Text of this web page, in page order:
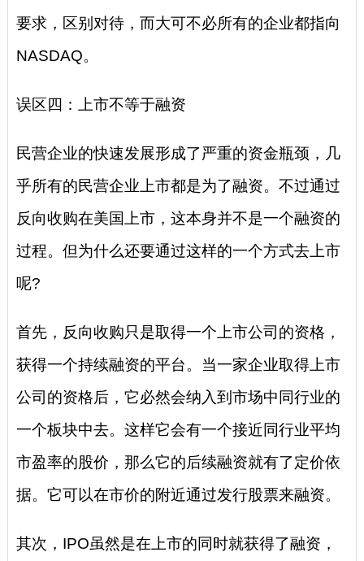
要求，区别对待，而大可不必所有的企业都指向
NASDAQ。
误区四：上市不等于融资
民营企业的快速发展形成了严重的资金瓶颈，几
乎所有的民营企业上市都是为了融资。不过通过
反向收购在美国上市，这本身并不是一个融资的
过程。但为什么还要通过这样的一个方式去上市
呢?
首先，反向收购只是取得一个上市公司的资格，
获得一个持续融资的平台。当一家企业取得上市
公司的资格后，它必然会纳入到市场中同行业的
一个板块中去。这样它会有一个接近同行业平均
市盈率的股价，那么它的后续融资就有了定价依
据。它可以在市价的附近通过发行股票来融资。
其次，IPO虽然是在上市的同时就获得了融资，